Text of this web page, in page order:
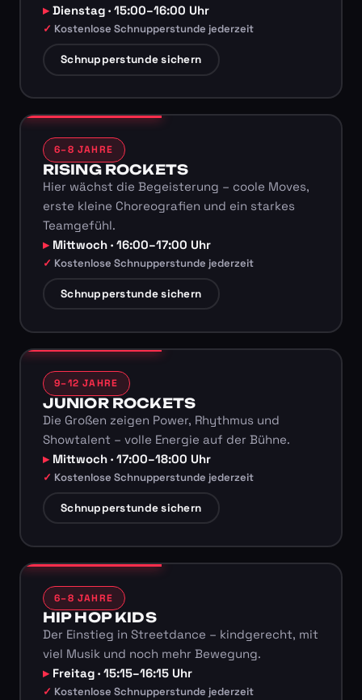
Dienstag · 15:00–16:00 Uhr
Kostenlose Schnupperstunde jederzeit
Schnupperstunde sichern
6–8 JAHRE
RISING ROCKETS
Hier wächst die Begeisterung – coole Moves,
erste kleine Choreografien und ein starkes
Teamgefühl.
Mittwoch · 16:00–17:00 Uhr
Kostenlose Schnupperstunde jederzeit
Schnupperstunde sichern
9–12 JAHRE
JUNIOR ROCKETS
Die Großen zeigen Power, Rhythmus und
Showtalent – volle Energie auf der Bühne.
Mittwoch · 17:00–18:00 Uhr
Kostenlose Schnupperstunde jederzeit
Schnupperstunde sichern
6–8 JAHRE
HIP HOP KIDS
Der Einstieg in Streetdance – kindgerecht, mit
viel Musik und noch mehr Bewegung.
Freitag · 15:15–16:15 Uhr
Kostenlose Schnupperstunde jederzeit